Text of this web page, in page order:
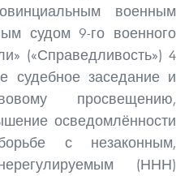
военным
судом 9-го военного
(«Справедливость») 4
судебное заседание и
просвещению,
осведомлённости
с незаконным,
(ННН)